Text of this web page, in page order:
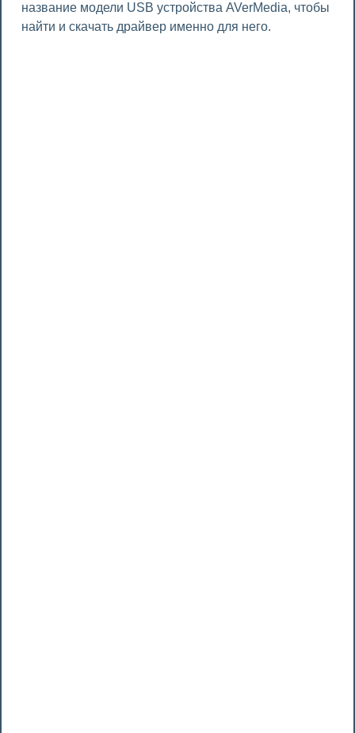
название модели USB устройства AVerMedia, чтобы
найти и скачать драйвер именно для него.